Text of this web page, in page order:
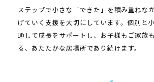
ステップで小さな「できた」を積み重ねな
げていく支援を大切にしています。個別と
通して成長をサポートし、お子様もご家族
る、あたたかな居場所であり続けます。